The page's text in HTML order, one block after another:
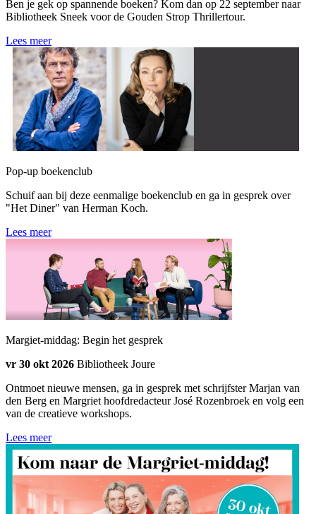
Ben je gek op spannende boeken? Kom dan op 22 september naar
Bibliotheek Sneek voor de Gouden Strop Thrillertour.
Lees meer
Pop-up boekenclub
Schuif aan bij deze eenmalige boekenclub en ga in gesprek over
"Het Diner" van Herman Koch.
Lees meer
Margiet-middag: Begin het gesprek
vr 30 okt 2026 Bibliotheek Joure
Ontmoet nieuwe mensen, ga in gesprek met schrijfster Marjan van
den Berg en Margriet hoofdredacteur José Rozenbroek en volg een
van de creatieve workshops.
Lees meer